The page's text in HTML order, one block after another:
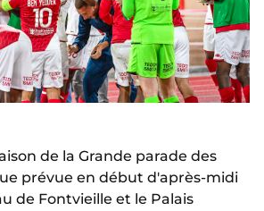
de la Grande parade des
prévue en début d'après-midi
de Fontvieille et le Palais